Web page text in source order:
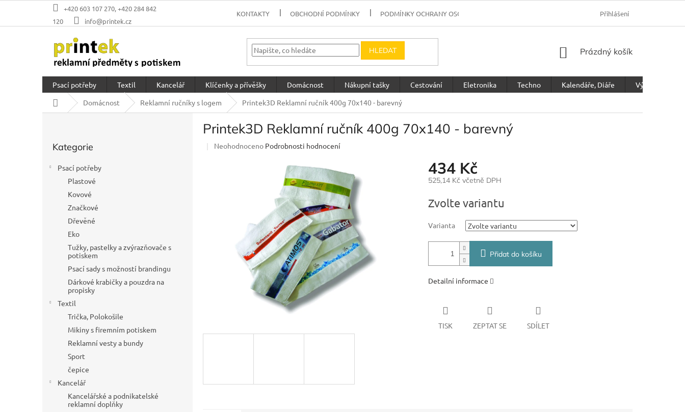
+420 603 107 270, +420 284 842
120
info@printek.cz
KONTAKTY OBCHODNÍ PODMÍNKY PODMÍNKY OCHRANY OSOBNÍCH ÚDAJŮ Přihlášení
HLEDAT
NÁKUPNÍ
Prázdný košík
Psací potřeby Textil Kancelář Klíčenky a přívěšky Domácnost Nákupní tašky Cestování Eletronika Techno Kalendáře, Diáře
Výprodej
Domů
Domácnost Reklamní ručníky s logem Printek3D Reklamní ručník 400g 70x140 - barevný
kategorie
Kategorie
Psací potřeby
Plastové
Kovové
Značkové
Dřevěné
Eko
Tužky, pastelky a zvýrazňovače s
potiskem
Psací sady s možností brandingu
Dárkové krabičky a pouzdra na
propisky
Textil
Trička, Polokošile
Mikiny s firemním potiskem
Reklamní vesty a bundy
Sport
čepice
Kancelář
Kancelářské a podnikatelské
reklamní doplňky
Printek3D Reklamní ručník 400g 70x140 - barevný
Průměrné
Neohodnoceno Podrobnosti hodnocení
434 Kč
525,14 Kč včetně DPH
cena:
Zvolte variantu
Varianta
Přidat do košíku
Detailní informace
TISK ZEPTAT SE SDÍLET